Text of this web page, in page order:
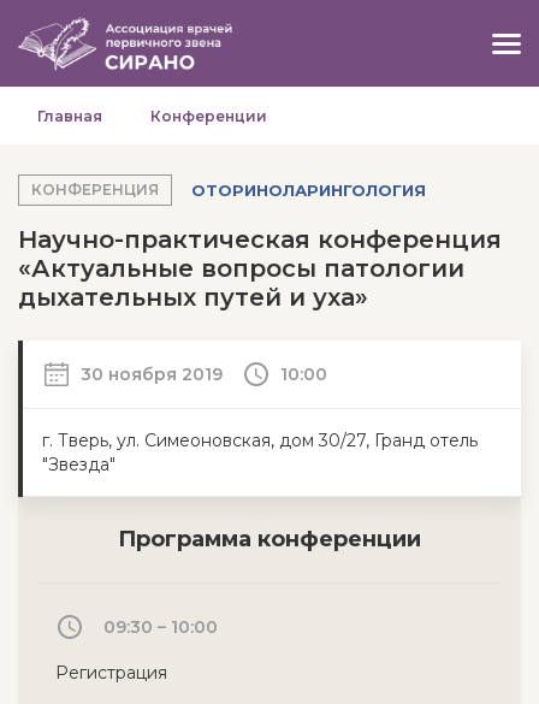
Главная Конференции
КОНФЕРЕНЦИЯ ОТОРИНОЛАРИНГОЛОГИЯ
Научно-практическая конференция
«Актуальные вопросы патологии
дыхательных путей и уха»
30 ноября 2019 10:00
г. Тверь, ул. Симеоновская, дом 30/27, Гранд отель
"Звезда"
Программа конференции
09:30 – 10:00
Регистрация